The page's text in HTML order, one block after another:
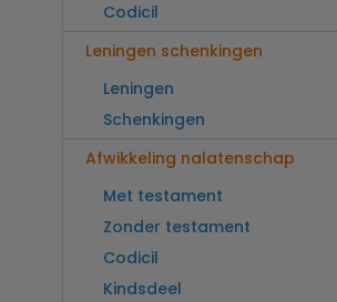
Codicil
Leningen schenkingen
Leningen
Schenkingen
Afwikkeling nalatenschap
Met testament
Zonder testament
Codicil
Kindsdeel